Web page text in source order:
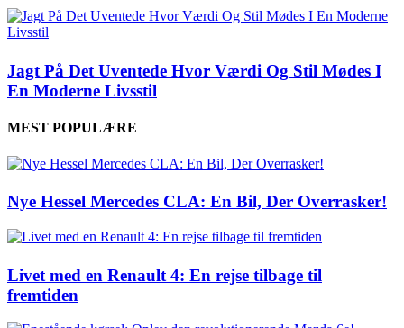
Jagt På Det Uventede Hvor Værdi Og Stil Mødes I
En Moderne Livsstil
MEST POPULÆRE
Nye Hessel Mercedes CLA: En Bil, Der Overrasker!
Livet med en Renault 4: En rejse tilbage til
fremtiden